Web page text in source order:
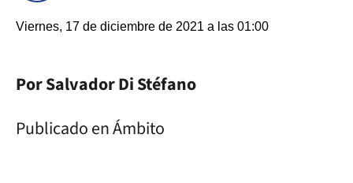
Viernes, 17 de diciembre de 2021 a las 01:00
Por Salvador Di Stéfano
Publicado en Ámbito